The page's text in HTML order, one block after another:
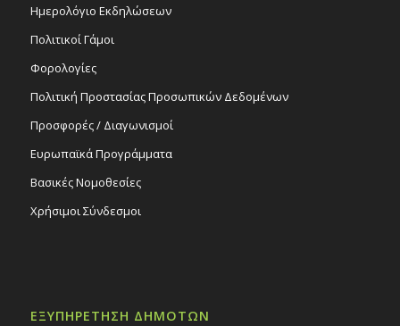
Ημερολόγιο Εκδηλώσεων
Πολιτικοί Γάμοι
Φορολογίες
Πολιτική Προστασίας Προσωπικών Δεδομένων
Προσφορές / Διαγωνισμοί
Ευρωπαϊκά Προγράμματα
Βασικές Νομοθεσίες
Χρήσιμοι Σύνδεσμοι
ΕΞΥΠΗΡΕΤΗΣΗ ΔΗΜΟΤΩΝ